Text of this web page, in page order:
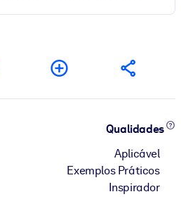
Qualidades
Aplicável
Exemplos Práticos
Inspirador